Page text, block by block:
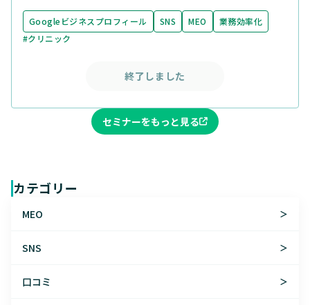
Googleビジネスプロフィール SNS MEO
業務効率化
#クリニック
終了しました
セミナーをもっと見る
カテゴリー
MEO ＞
SNS ＞
口コミ ＞